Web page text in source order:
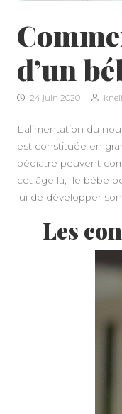
d’un
24 juin 2020
L’alimentation du
est constituée en
pédiatre peuvent
cet âge là, le bébé
lui de développer
Les